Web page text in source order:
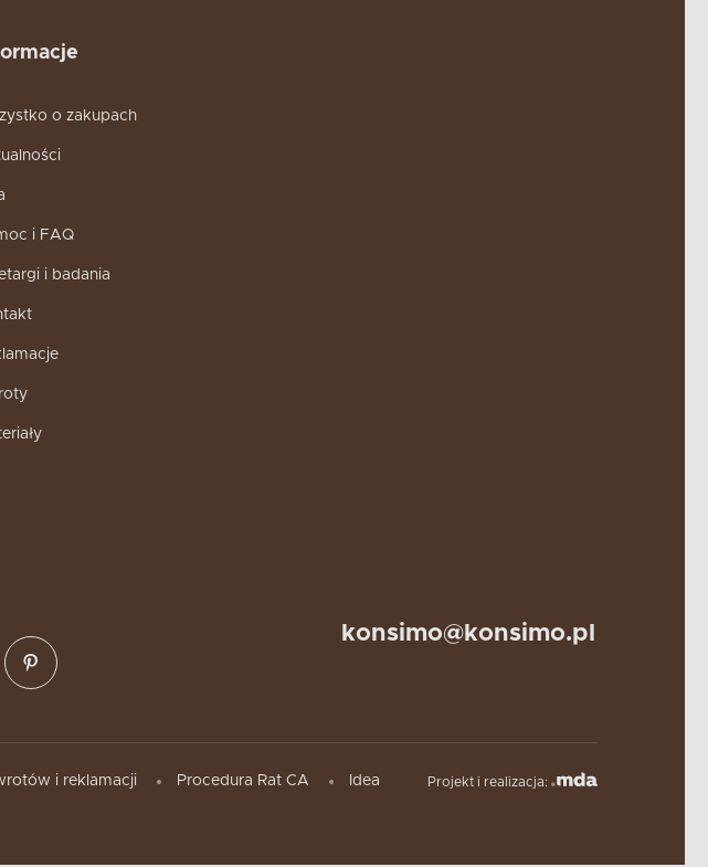
o zakupach
i FAQ
i badania
konsimo@konsimo.pl
i reklamacji Procedura Rat CA Idea Projekt i realizacja: